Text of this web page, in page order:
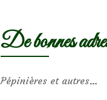
De bonnes
Pépinières et autres…